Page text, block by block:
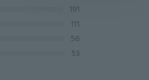
191
111
56
53